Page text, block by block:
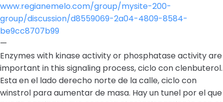
www.regianemelo.com/group/mysite-200-
group/discussion/d8559069-2a04-4809-8584-
be9cc8707b99
—
Enzymes with kinase activity or phosphatase activity are
important in this signaling process, ciclo con clenbuterol.
Esta en el lado derecho norte de la calle, ciclo con
winstrol para aumentar de masa. Hay un tunel por el que